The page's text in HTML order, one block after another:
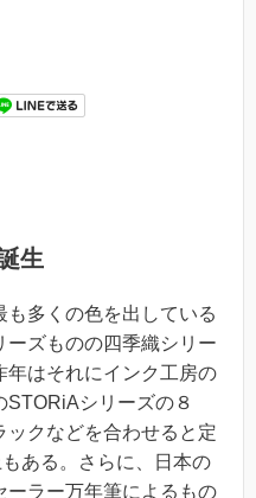
生
も多くの色を出している
ズものの四季織シリー
年はそれにインク工房の
STORiAシリーズの８
クなどを合わせると定
ある。さらに、日本の
ーラー万年筆によるもの